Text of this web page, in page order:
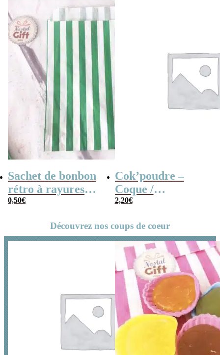
Sachet de bonbon
rétro à rayures
vertes et blanches
0,50€
Cok’poudre –
Coque /
Coquillage à la
2,20€
Découvrez nos coups de coeur